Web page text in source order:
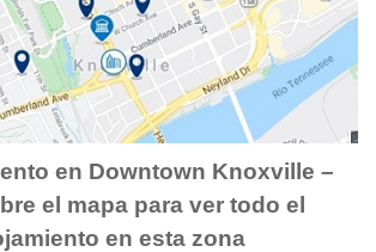
en Downtown Knoxville –
el mapa para ver todo el
en esta zona